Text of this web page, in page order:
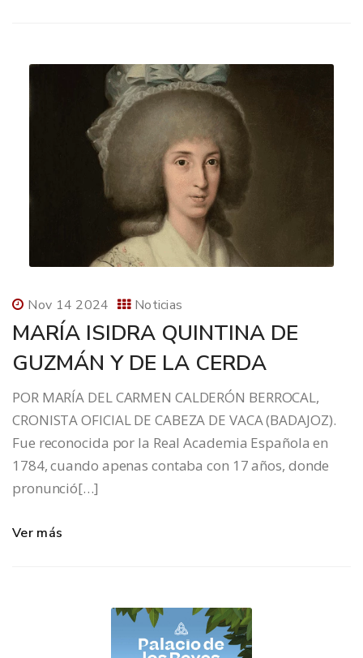
Nov 14 2024 Noticias
MARÍA ISIDRA QUINTINA DE
GUZMÁN Y DE LA CERDA
POR MARÍA DEL CARMEN CALDERÓN BERROCAL,
CRONISTA OFICIAL DE CABEZA DE VACA (BADAJOZ).
Fue reconocida por la Real Academia Española en
1784, cuando apenas contaba con 17 años, donde
pronunció[…]
Ver más